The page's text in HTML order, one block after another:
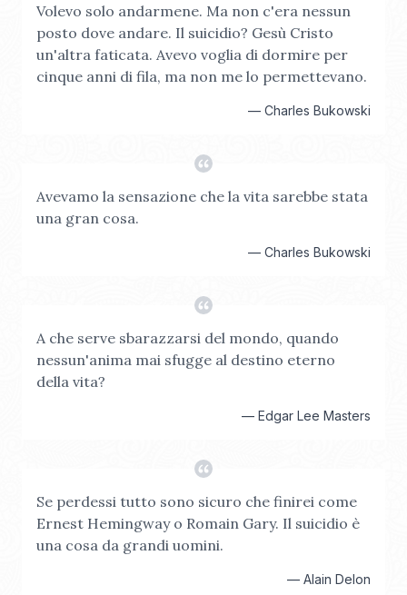
Volevo solo andarmene. Ma non c'era nessun
posto dove andare. Il suicidio? Gesù Cristo
un'altra faticata. Avevo voglia di dormire per
cinque anni di fila, ma non me lo permettevano.
— Charles Bukowski
Avevamo la sensazione che la vita sarebbe stata
una gran cosa.
— Charles Bukowski
A che serve sbarazzarsi del mondo, quando
nessun'anima mai sfugge al destino eterno
della vita?
— Edgar Lee Masters
Se perdessi tutto sono sicuro che finirei come
Ernest Hemingway o Romain Gary. Il suicidio è
una cosa da grandi uomini.
— Alain Delon